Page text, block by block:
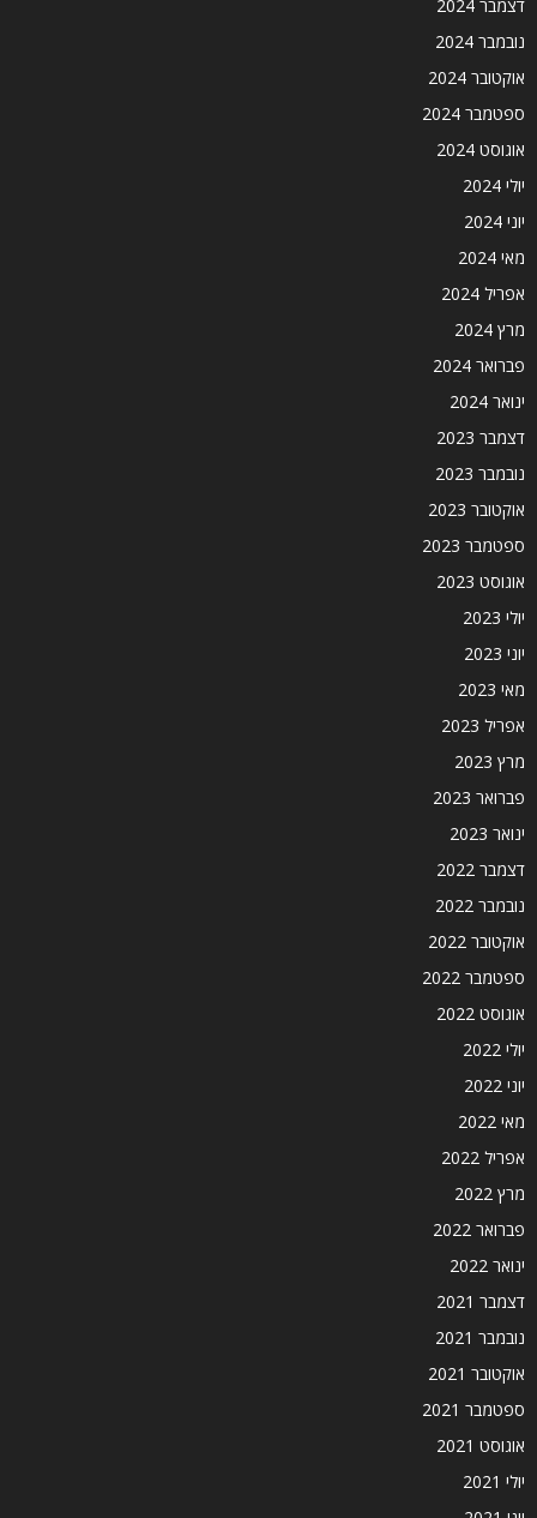
דצמבר 2024
נובמבר 2024
אוקטובר 2024
ספטמבר 2024
אוגוסט 2024
יולי 2024
יוני 2024
מאי 2024
אפריל 2024
מרץ 2024
פברואר 2024
ינואר 2024
דצמבר 2023
נובמבר 2023
אוקטובר 2023
ספטמבר 2023
אוגוסט 2023
יולי 2023
יוני 2023
מאי 2023
אפריל 2023
מרץ 2023
פברואר 2023
ינואר 2023
דצמבר 2022
נובמבר 2022
אוקטובר 2022
ספטמבר 2022
אוגוסט 2022
יולי 2022
יוני 2022
מאי 2022
אפריל 2022
מרץ 2022
פברואר 2022
ינואר 2022
דצמבר 2021
נובמבר 2021
אוקטובר 2021
ספטמבר 2021
אוגוסט 2021
יולי 2021